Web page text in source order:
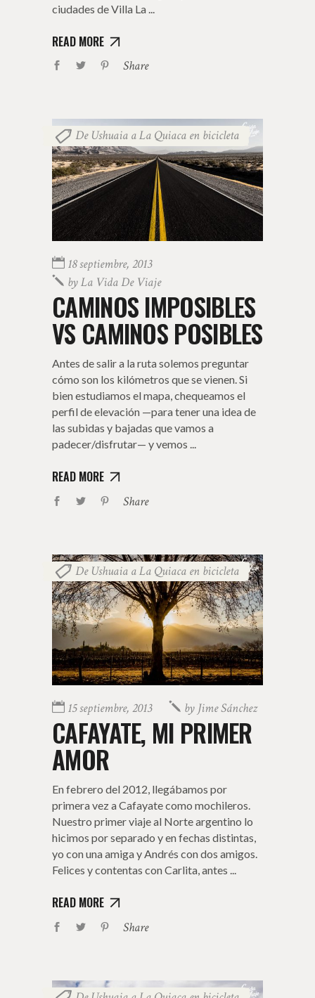
ciudades de Villa La
READ MORE
Share
De Ushuaia a La Quiaca en bicicleta
18 septiembre, 2013
byLa Vida De Viaje
CAMINOS IMPOSIBLES
VS CAMINOS POSIBLES
Antes de salir a la ruta solemos preguntar
cómo son los kilómetros que se vienen. Si
bien estudiamos el mapa, chequeamos el
perfil de elevación —para tener una idea de
las subidas y bajadas que vamos a
padecer/disfrutar— y vemos
READ MORE
Share
De Ushuaia a La Quiaca en bicicleta
15 septiembre, 2013 by Jime Sánchez
CAFAYATE, MI PRIMER
AMOR
En febrero del 2012, llegábamos por
primera vez a Cafayate como mochileros.
Nuestro primer viaje al Norte argentino lo
hicimos por separado y en fechas distintas,
yo con una amiga y Andrés con dos amigos.
Felices y contentas con Carlita, antes
READ MORE
Share